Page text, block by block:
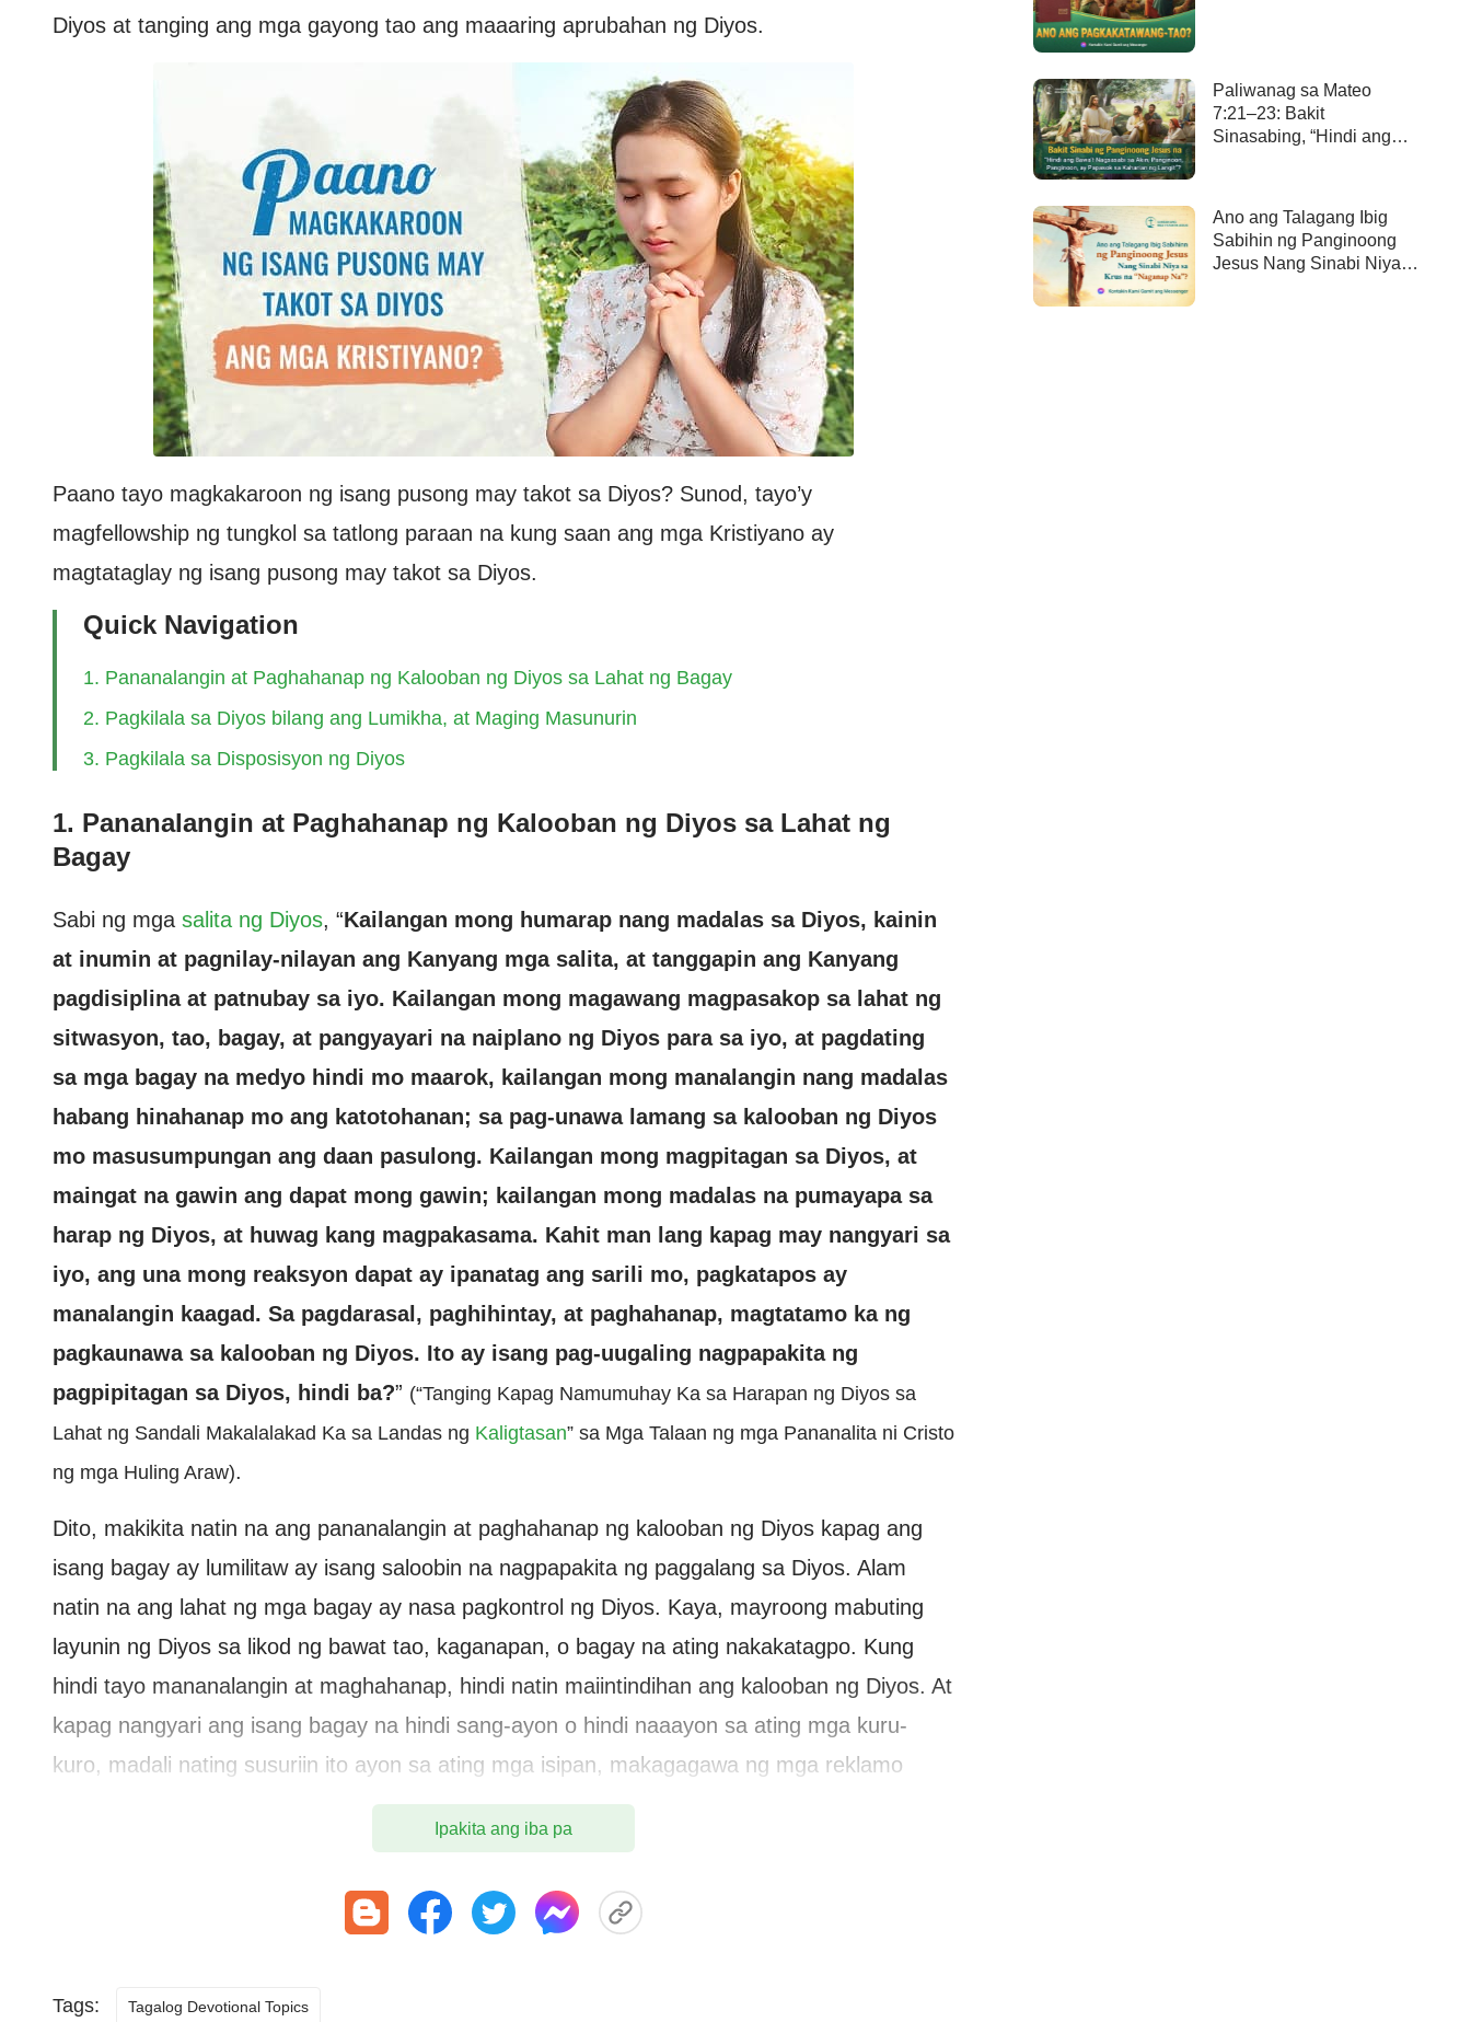
Diyos at tanging ang mga gayong tao ang maaaring aprubahan ng Diyos.
Paano tayo magkakaroon ng isang pusong may takot sa Diyos? Sunod, tayo’y
magfellowship ng tungkol sa tatlong paraan na kung saan ang mga Kristiyano ay
magtataglay ng isang pusong may takot sa Diyos.
Quick Navigation
1. Pananalangin at Paghahanap ng Kalooban ng Diyos sa Lahat ng Bagay
2. Pagkilala sa Diyos bilang ang Lumikha, at Maging Masunurin
3. Pagkilala sa Disposisyon ng Diyos
1. Pananalangin at Paghahanap ng Kalooban ng Diyos sa Lahat ng
Bagay
Sabi ng mga salita ng Diyos, “Kailangan mong humarap nang madalas sa Diyos, kainin
at inumin at pagnilay-nilayan ang Kanyang mga salita, at tanggapin ang Kanyang
pagdisiplina at patnubay sa iyo. Kailangan mong magawang magpasakop sa lahat ng
sitwasyon, tao, bagay, at pangyayari na naiplano ng Diyos para sa iyo, at pagdating
sa mga bagay na medyo hindi mo maarok, kailangan mong manalangin nang madalas
habang hinahanap mo ang katotohanan; sa pag-unawa lamang sa kalooban ng Diyos
mo masusumpungan ang daan pasulong. Kailangan mong magpitagan sa Diyos, at
maingat na gawin ang dapat mong gawin; kailangan mong madalas na pumayapa sa
harap ng Diyos, at huwag kang magpakasama. Kahit man lang kapag may nangyari sa
iyo, ang una mong reaksyon dapat ay ipanatag ang sarili mo, pagkatapos ay
manalangin kaagad. Sa pagdarasal, paghihintay, at paghahanap, magtatamo ka ng
pagkaunawa sa kalooban ng Diyos. Ito ay isang pag-uugaling nagpapakita ng
pagpipitagan sa Diyos, hindi ba?” (“Tanging Kapag Namumuhay Ka sa Harapan ng Diyos sa
Lahat ng Sandali Makalalakad Ka sa Landas ng Kaligtasan” sa Mga Talaan ng mga Pananalita ni Cristo
ng mga Huling Araw).
Dito, makikita natin na ang pananalangin at paghahanap ng kalooban ng Diyos kapag ang
isang bagay ay lumilitaw ay isang saloobin na nagpapakita ng paggalang sa Diyos. Alam
natin na ang lahat ng mga bagay ay nasa pagkontrol ng Diyos. Kaya, mayroong mabuting
layunin ng Diyos sa likod ng bawat tao, kaganapan, o bagay na ating nakakatagpo. Kung
hindi tayo mananalangin at maghahanap, hindi natin maiintindihan ang kalooban ng Diyos. At
kapag nangyari ang isang bagay na hindi sang-ayon o hindi naaayon sa ating mga kuru-
kuro, madali nating susuriin ito ayon sa ating mga isipan, makagagawa ng mga reklamo
laban sa Diyos, at pati na makakapagsabi ng isang bagay na masama at lumalaban sa
Diyos. Gayunpaman, kung lalapit tayo sa harap ng Diyos upang manalangin at hanapin ang
mabuting hangarin at kung ano ang mga aral na dapat nating malaman sapagkat alam Niya
maihahandog natin ang ating mga papuri sa Diyos mula sa kalaliman ng ating puso.
Ipakita ang iba pa
Tags: Tagalog Devotional Topics
Paliwanag sa Mateo
7:21–23: Bakit
Sinasabing, “Hindi ang
ng langit”?
Ano ang Talagang Ibig
Sabihin ng Panginoong
Jesus Nang Sinabi Niya